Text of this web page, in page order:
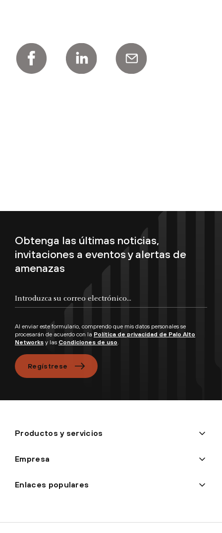
Obtenga las últimas noticias,
invitaciones a eventos y alertas de
amenazas
Al enviar este formulario, comprendo que mis datos personales se
procesarán de acuerdo con la Política de privacidad de Palo Alto
Networks y las Condiciones de uso.
Regístrese
Productos y servicios
Empresa
Enlaces populares